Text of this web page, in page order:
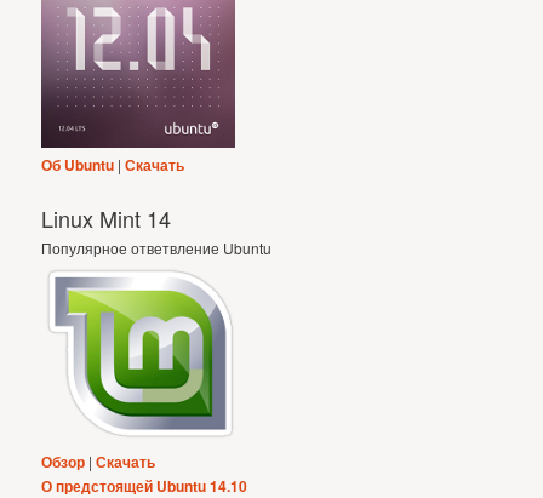
Об Ubuntu |Скачать
Linux Mint 14
Популярное ответвление Ubuntu
Обзор |Скачать
О предстоящей Ubuntu 14.10